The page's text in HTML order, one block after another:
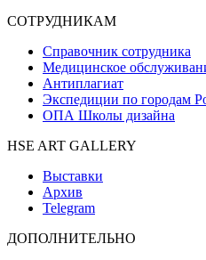
СОТРУДНИКАМ
Справочник сотрудника
Медицинское
Антиплагиат
Экспедиции по городам
ОПА Школы дизайна
HSE ART GALLERY
Выставки
Архив
Telegram
ДОПОЛНИТЕЛЬНО